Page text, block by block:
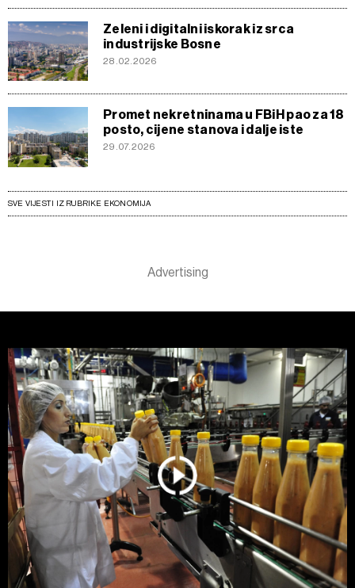
Zeleni i digitalni iskorak iz srca
industrijske Bosne
28.02.2026
Promet nekretninama u FBiH pao za 18
posto, cijene stanova i dalje iste
29.07.2026
SVE VIJESTI IZ RUBRIKE EKONOMIJA